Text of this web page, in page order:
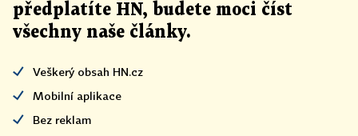
předplatíte HN, budete moci číst
všechny naše články.
Veškerý obsah HN.cz
Mobilní aplikace
Bez reklam